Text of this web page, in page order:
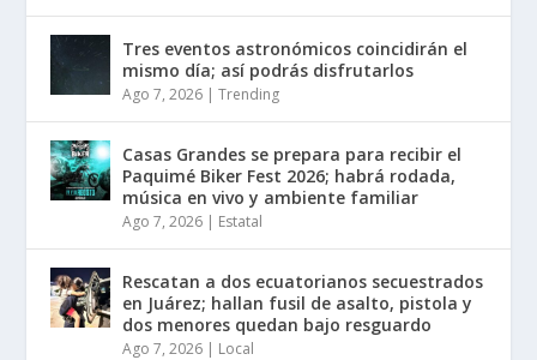
Tres eventos astronómicos coincidirán el
mismo día; así podrás disfrutarlos
Ago 7, 2026 |Trending
Casas Grandes se prepara para recibir el
Paquimé Biker Fest 2026; habrá rodada,
música en vivo y ambiente familiar
Ago 7, 2026 | Estatal
Rescatan a dos ecuatorianos secuestrados
en Juárez; hallan fusil de asalto, pistola y
dos menores quedan bajo resguardo
Ago 7, 2026 | Local